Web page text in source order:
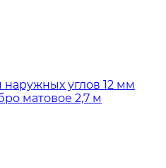
углов 12 мм
матовое 2,7 м